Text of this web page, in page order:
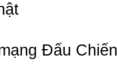
Đấu